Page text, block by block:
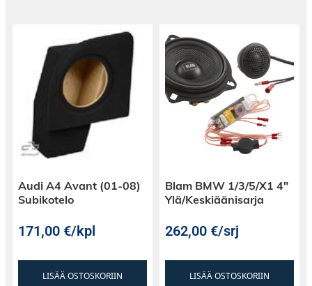
Audi A4 Avant (01-08)
Subikotelo
171,00€/kpl
LISÄÄ OSTOSKORIIN
Blam BMW 1/3/5/X1 4″
Ylä/Keskiäänisarja
262,00€/srj
LISÄÄ OSTOSKORIIN